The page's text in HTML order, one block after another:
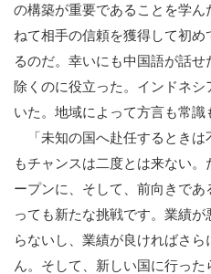
の構築が重要であることを学
ねて相手の信頼を獲得して初
るのだ。幸いにも中国語が話
除くのに役立った。インドネ
いた。地域によって方言も常識
「未知の国へ赴任するとき
もチャンスは二度とは来ない
ープンに、そして、前向きで
っても新たな挑戦です。業績
らないし、業績が良ければさ
ん。そして、新しい国に行っ